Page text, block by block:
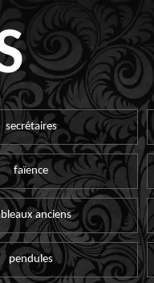
secrétaires
faïence
anciens
pendules